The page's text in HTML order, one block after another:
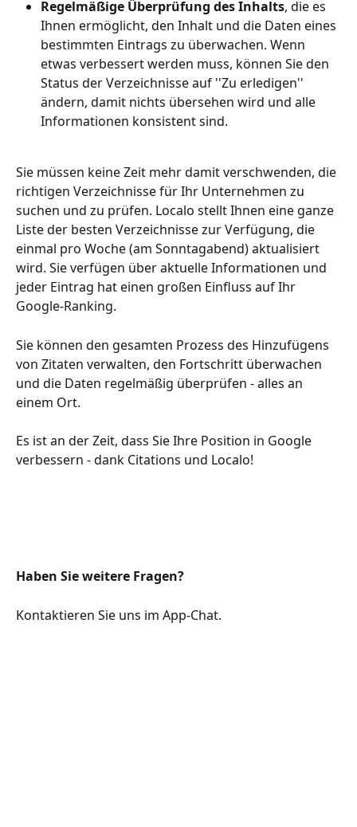
Regelmäßige Überprüfung des Inhalts, die es
Ihnen ermöglicht, den Inhalt und die Daten eines
bestimmten Eintrags zu überwachen. Wenn
etwas verbessert werden muss, können Sie den
Status der Verzeichnisse auf ''Zu erledigen''
ändern, damit nichts übersehen wird und alle
Informationen konsistent sind.
Sie müssen keine Zeit mehr damit verschwenden, die
richtigen Verzeichnisse für Ihr Unternehmen zu
suchen und zu prüfen. Localo stellt Ihnen eine ganze
Liste der besten Verzeichnisse zur Verfügung, die
einmal pro Woche (am Sonntagabend) aktualisiert
wird. Sie verfügen über aktuelle Informationen und
jeder Eintrag hat einen großen Einfluss auf Ihr
Google-Ranking.
Sie können den gesamten Prozess des Hinzufügens
von Zitaten verwalten, den Fortschritt überwachen
und die Daten regelmäßig überprüfen - alles an
einem Ort.
Es ist an der Zeit, dass Sie Ihre Position in Google
verbessern - dank Citations und Localo!
Haben Sie weitere Fragen?
Kontaktieren Sie uns im App-Chat.